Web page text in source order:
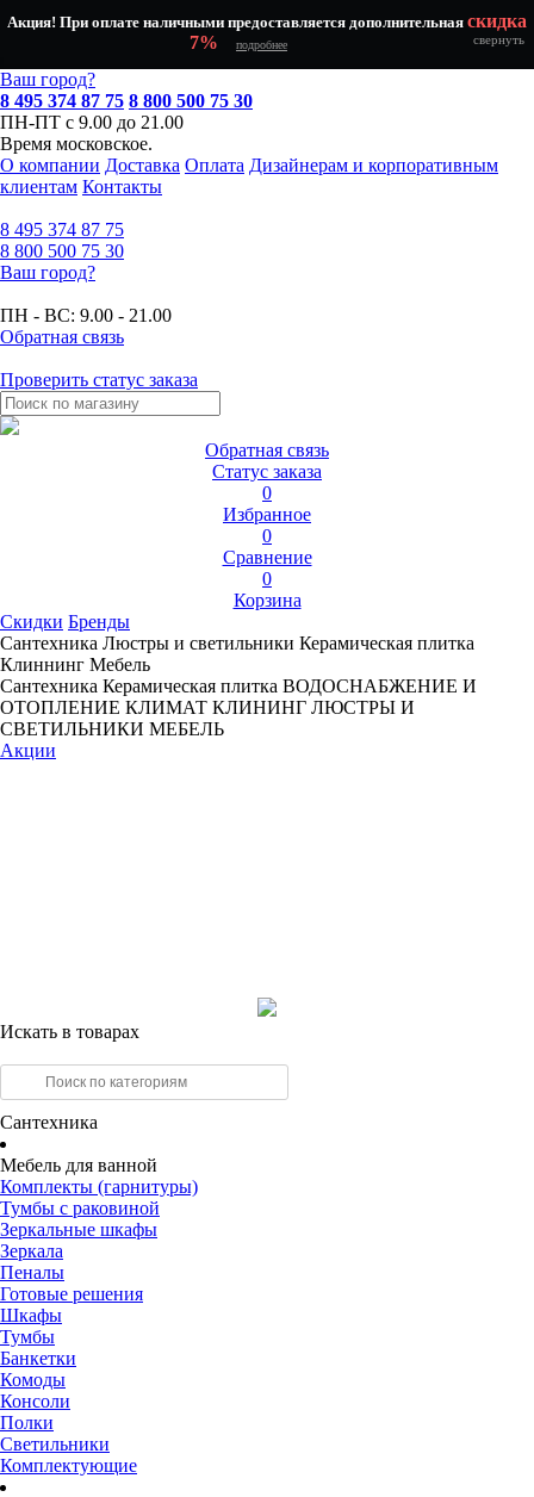
Акция! При оплате наличными предоставляется дополнительная скидка
7%
подробнее свернуть
Ваш город?
8 495 374 87 75 8 800 500 75 30
ПН-ПТ с 9.00 до 21.00
Время московское.
О компании Доставка Оплата Дизайнерам и корпоративным
клиентам Контакты
8 495 374 87 75
8 800 500 75 30
Ваш город?
ПН - ВС: 9.00 - 21.00
Обратная связь
Проверить статус заказа
Обратная связь
Статус заказа
0
Избранное
0
Сравнение
0
Корзина
Скидки Бренды
Сантехника Люстры и светильники Керамическая плитка
Клиннинг Мебель
Сантехника Керамическая плитка ВОДОСНАБЖЕНИЕ И
ОТОПЛЕНИЕ КЛИМАТ КЛИНИНГ ЛЮСТРЫ И
СВЕТИЛЬНИКИ МЕБЕЛЬ
Акции
Искать в товарах
Сантехника
Мебель для ванной
Комплекты (гарнитуры)
Тумбы с раковиной
Зеркальные шкафы
Зеркала
Пеналы
Готовые решения
Шкафы
Тумбы
Банкетки
Комоды
Консоли
Полки
Светильники
Комплектующие